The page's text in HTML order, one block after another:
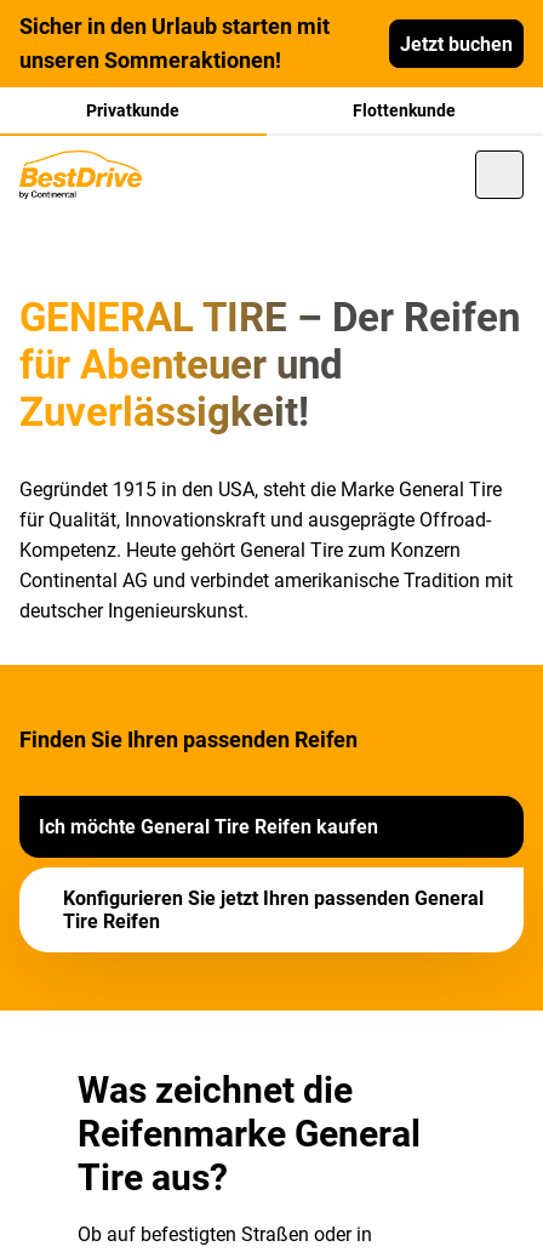
Sicher in den Urlaub starten mit
unseren Sommeraktionen!
Jetzt buchen
Privatkunde Flottenkunde
GENERAL TIRE – Der Reifen
für Abenteuer und
Zuverlässigkeit!
Gegründet 1915 in den USA, steht die Marke General Tire
für Qualität, Innovationskraft und ausgeprägte Offroad-
Kompetenz. Heute gehört General Tire zum Konzern
Continental AG und verbindet amerikanische Tradition mit
deutscher Ingenieurskunst.
Finden Sie Ihren passenden Reifen
Ich möchte General Tire Reifen kaufen
Konfigurieren Sie jetzt Ihren passenden General
Tire Reifen
Was zeichnet die
Reifenmarke General
Tire aus?
Ob auf befestigten Straßen oder in